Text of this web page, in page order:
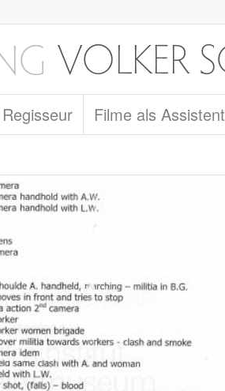
Filme als Assistent